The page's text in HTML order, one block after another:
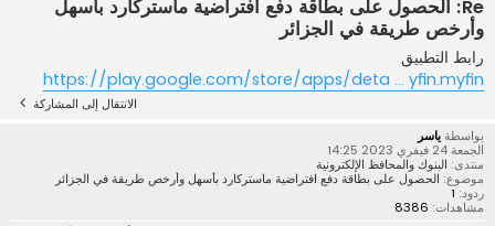
Re: الحصول على بطاقة دفع افتراضية ماستركارد بأسهل
وأرخص طريقة في الجزائر
رابط التطبيق
https://play.google.com/store/apps/deta ... yfin.myfin
الانتقال إلى المشاركة
بواسطةياسر
الجمعة 24 فيفري 2023 14:25
منتدى: البنوك والمحافظ الإلكترونية
موضوع: الحصول على بطاقة دفع افتراضية ماستركارد بأسهل وأرخص طريقة في الجزائر
ردود:
مشاهدات: 8386